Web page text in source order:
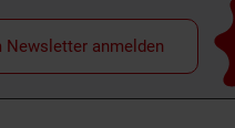
Newsletter anmelden